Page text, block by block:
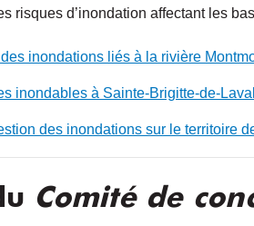
risques d’inondation affectant les
inondations liés à la rivière
inondables à Sainte-Brigitte-de-Laval
des inondations sur le territoire
Comité de